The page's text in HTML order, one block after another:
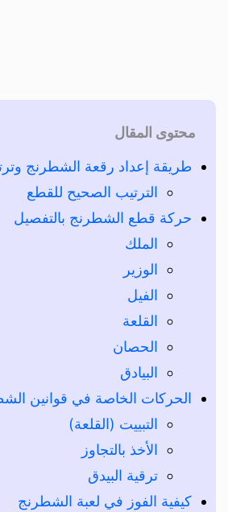
محتوى المقال
طريقة إعداد رقعة الشطرنج
الترتيب الصحيح للقطع
حركة قطع الشطرنج بالتفصيل
الملك
الوزير
الفيل
القلعة
الحصان
البيادق
الحركات الخاصة في قوانين
التبييت (القلعة)
الأخذ بالتجاوز
ترقية البيدق
كيفية الفوز في لعبة الشطرنج